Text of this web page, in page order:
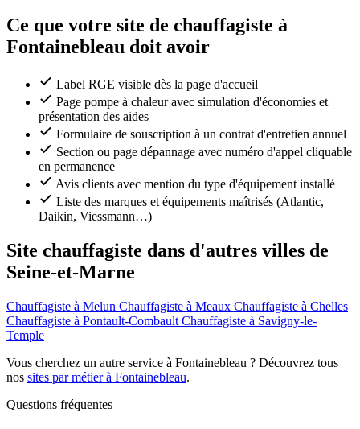
Ce que votre site de chauffagiste à
Fontainebleau doit avoir
Label RGE visible dès la page d'accueil
Page pompe à chaleur avec simulation d'économies et
présentation des aides
Formulaire de souscription à un contrat d'entretien annuel
Section ou page dépannage avec numéro d'appel cliquable
en permanence
Avis clients avec mention du type d'équipement installé
Liste des marques et équipements maîtrisés (Atlantic,
Daikin, Viessmann…)
Site chauffagiste dans d'autres villes de
Seine-et-Marne
Chauffagiste à Melun Chauffagiste à Meaux Chauffagiste à Chelles
Chauffagiste à Pontault-Combault Chauffagiste à Savigny-le-
Temple
Vous cherchez un autre service à Fontainebleau ? Découvrez tous
nos sites par métier à Fontainebleau.
Questions fréquentes